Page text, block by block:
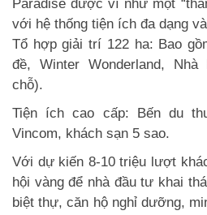
Paradise được ví như một
với hệ thống tiện ích đa dạng
Tổ hợp giải trí 122 ha: Bao
đề, Winter Wonderland,
chỗ).
Tiện ích cao cấp: Bến du
Vincom, khách sạn 5 sao.
Với dự kiến 8-10 triệu lượt
hội vàng để nhà đầu tư khai
biệt thự, căn hộ nghỉ dưỡng,